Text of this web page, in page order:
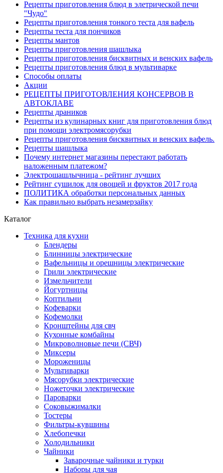
Рецепты приготовления блюд в элетрической печи
"Чудо"
Рецепты приготовления тонкого теста для вафель
Рецепты теста для пончиков
Рецепты мантов
Рецепты приготовления шашлыка
Рецепты приготовления бисквитных и венских вафель
Рецепты приготовления блюд в мультиварке
Способы оплаты
Акции
РЕЦЕПТЫ ПРИГОТОВЛЕНИЯ КОНСЕРВОВ В
АВТОКЛАВЕ
Рецепты драников
Рецепты из кулинарных книг для приготовления блюд
при помощи электромясорубки
Рецепты приготовления бисквитных и венских вафель.
Рецепты шашлыка
Почему интернет магазины перестают работать
наложенным платежом?
Электрошашлычница - рейтинг лучших
Рейтинг сушилок для овощей и фруктов 2017 года
ПОЛИТИКА обработки персональных данных
Как правильно выбрать незамерзайку
Каталог
Техника для кухни
Блендеры
Блинницы электрические
Вафельницы и орешницы электрические
Грили электрические
Измельчители
Йогуртницы
Коптильни
Кофеварки
Кофемолки
Кронштейны для свч
Кухонные комбайны
Микроволновые печи (СВЧ)
Миксеры
Мороженицы
Мультиварки
Мясорубки электрические
Ножеточки электрические
Пароварки
Соковыжималки
Тостеры
Фильтры-кувшины
Хлебопечки
Холодильники
Чайники
Заварочные чайники и турки
Наборы для чая